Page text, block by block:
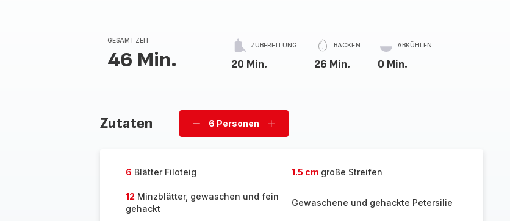
GESAMTZEIT
46 Min.
ZUBEREITUNG
20 Min.
BACKEN
26 Min.
ABKÜHLEN
0 Min.
Zutaten
Personen
6 Personen
Personen
6 Blätter Filoteig 1.5 cm große Streifen
12 Minzblätter, gewaschen und fein
gehackt
Gewaschene und gehackte Petersilie